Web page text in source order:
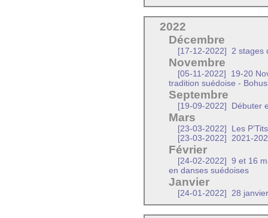
2022
Décembre
[17-12-2022] 2 stages
Novembre
[05-11-2022]
19-20
tradition suédoise -
Septembre
[19-09-2022] Débuter
Mars
[23-03-2022]
Les
[23-03-2022]
2021-
Février
[24-02-2022]
9 et 16
en danses suédoises
Janvier
[24-01-2022] 28